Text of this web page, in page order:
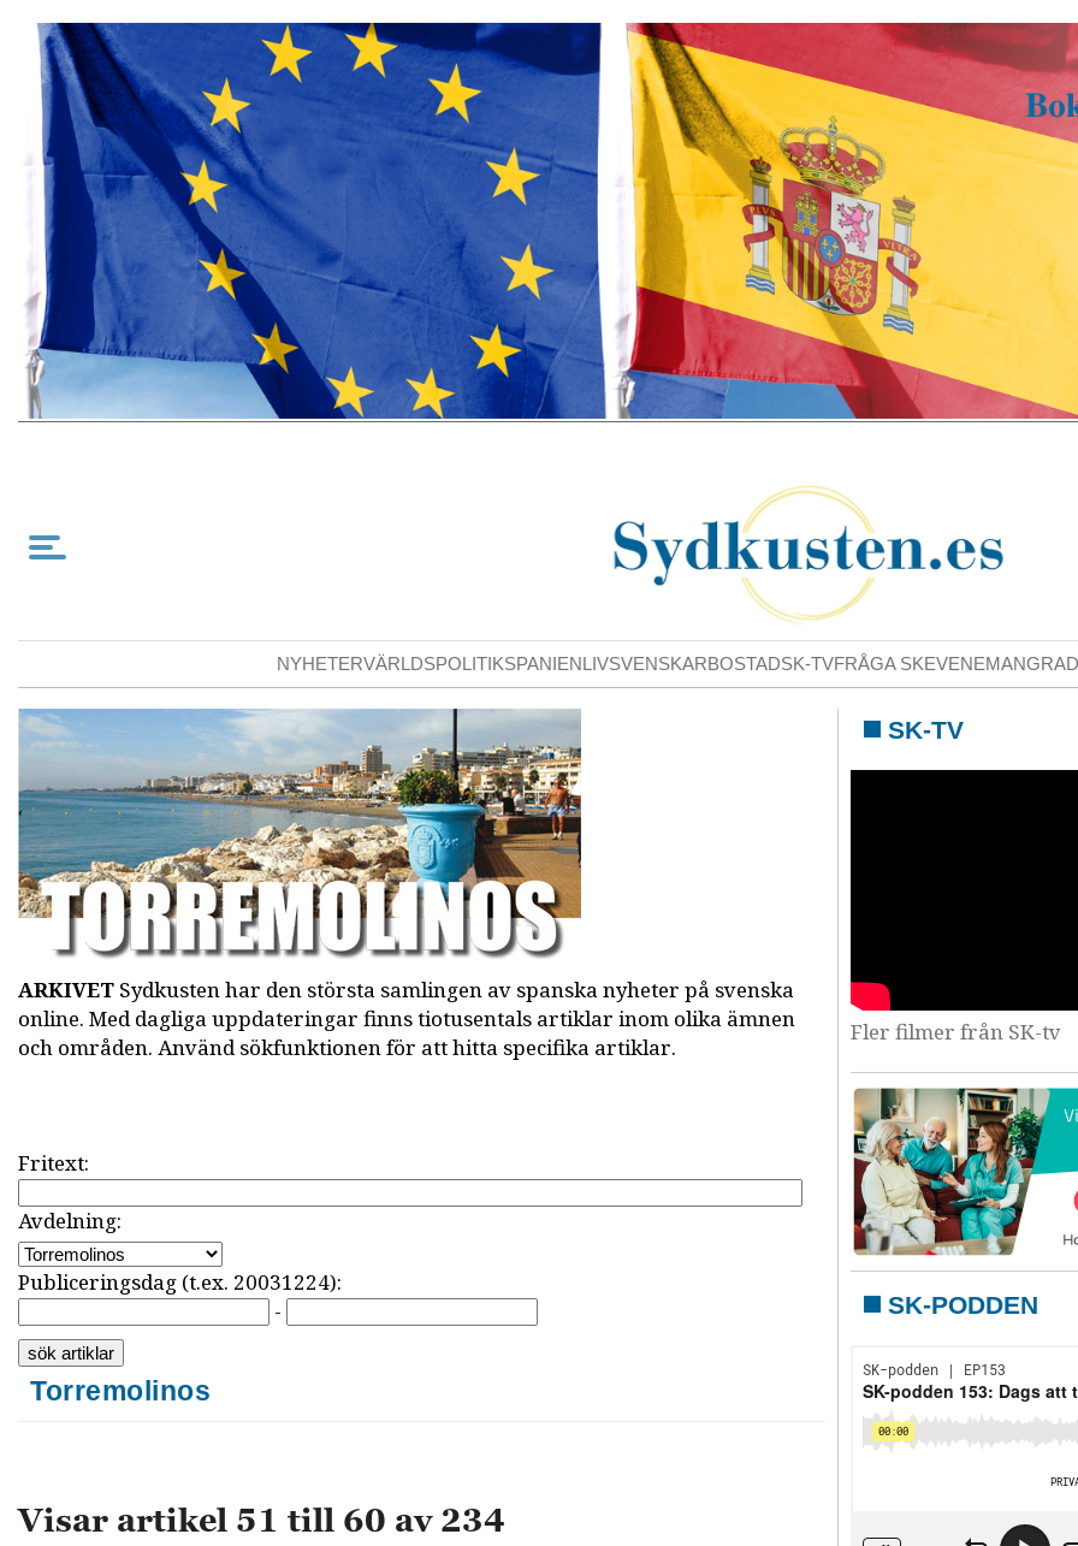
NYHETERVÄRLDSPOLITIKSPANIENLIVSVENSKARBOSTADSK-TVFRÅGA SKEVENEMANG
ARKIVET Sydkusten har den största samlingen av spanska nyheter på svenska
online. Med dagliga uppdateringar finns tiotusentals artiklar inom olika ämnen
och områden. Använd sökfunktionen för att hitta specifika artiklar.
Fritext:
Avdelning:
Publiceringsdag (t.ex. 20031224):
-
Torremolinos
Visar artikel 51 till 60 av 234
SK-TV
Fler filmer från SK-tv
SK-PODDEN